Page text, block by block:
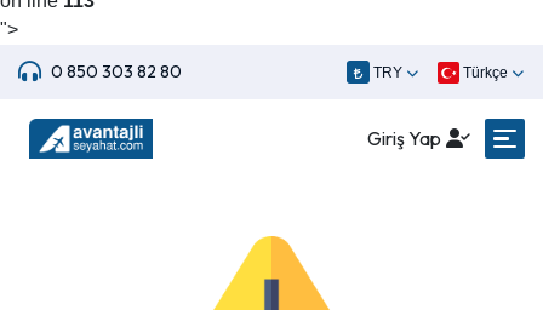
">
0 850 303 82 80 TRY Türkçe
Giriş Yap